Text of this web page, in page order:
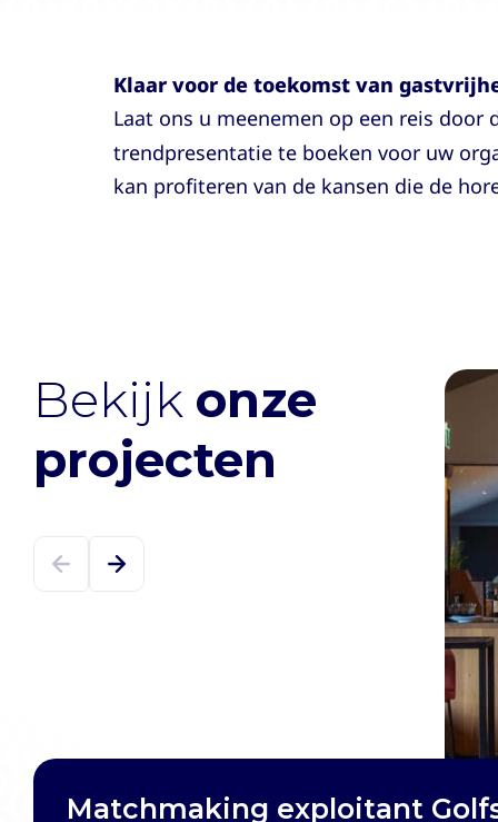
Klaar voor de toekomst van
Laat ons u meenemen op een reis door
trendpresentatie te boeken voor uw
kan profiteren van de kansen die de
Bekijk onze
projecten
Matchmaking exploitant
Begeleiding Green Key